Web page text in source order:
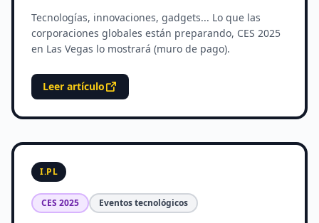
Tecnologías, innovaciones, gadgets... Lo que las
corporaciones globales están preparando, CES 2025
en Las Vegas lo mostrará (muro de pago).
Leer artículo
I.PL
CES 2025 Eventos tecnológicos